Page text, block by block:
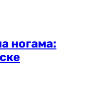
ногама: